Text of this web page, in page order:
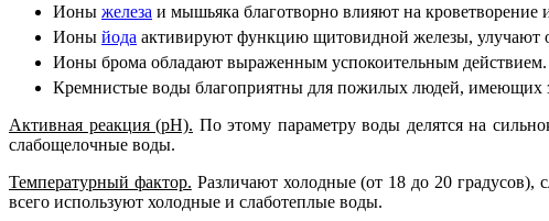
Ионы железа и мышьяка благотворно влияют на кроветворение
Ионы йода активируют функцию щитовидной железы, улучают
Ионы брома обладают выраженным успокоительным действием.
Кремнистые воды благоприятны для пожилых людей, имеющих
Активная реакция (рН). По этому параметру воды делятся на
слабощелочные воды.
Температурный фактор. Различают холодные (от 18 до 20 градусов),
всего используют холодные и слаботеплые воды.